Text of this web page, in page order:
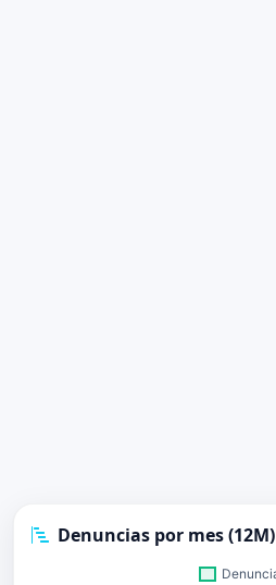
Denuncias por mes (12M)